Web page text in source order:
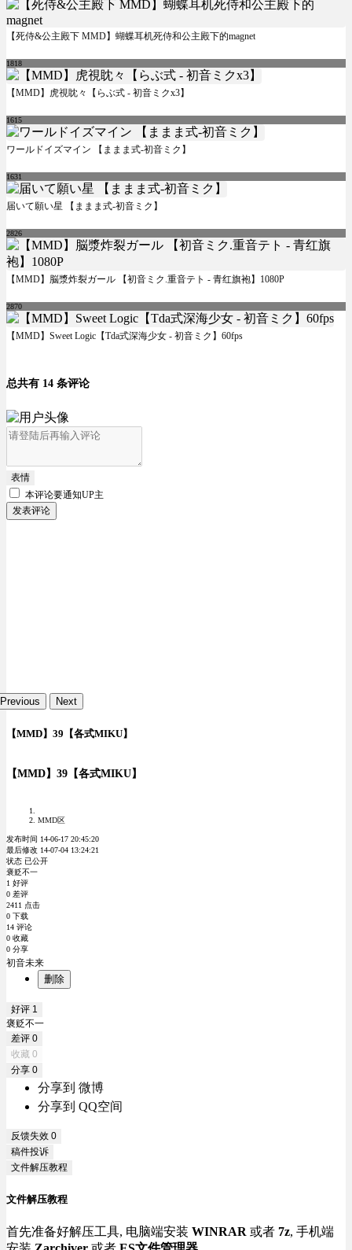
【死侍&公主殿下 MMD】蝴蝶耳机死侍和公主殿下的magnet
1818
【MMD】虎視眈々【らぶ式 - 初音ミクx3】
1615
ワールドイズマイン 【ままま式-初音ミク】
1631
届いて願い星 【ままま式-初音ミク】
2826
【MMD】脳漿炸裂ガール 【初音ミク.重音テト - 青红旗袍】1080P
2870
【MMD】Sweet Logic【Tda式深海少女 - 初音ミク】60fps
总共有 14 条评论
表情
本评论要通知UP主
发表评论
Previous Next
【MMD】39【各式MIKU】
【MMD】39【各式MIKU】
MMD区
发布时间 14-06-17 20:45:20
最后修改 14-07-04 13:24:21
状态 已公开
褒贬不一
1 好评
0 差评
2411 点击
0 下载
14 评论
0 收藏
0 分享
初音未来
删除
好评 1
褒贬不一
差评 0
收藏 0
分享 0
分享到 微博
分享到 QQ空间
反馈失效 0
稿件投诉
文件解压教程
文件解压教程
首先准备好解压工具, 电脑端安装 WINRAR 或者 7z, 手机端